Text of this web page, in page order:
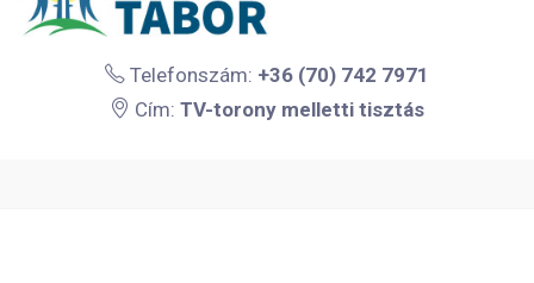
Telefonszám: +36 (70) 742 7971
Cím: TV-torony melletti tisztás